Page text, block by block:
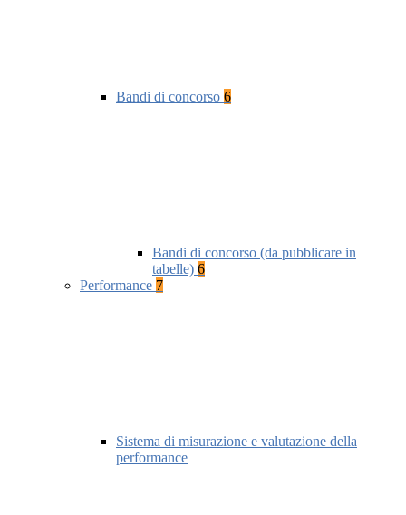
Bandi di concorso 6
Bandi di concorso (da pubblicare in
tabelle) 6
Performance 7
Sistema di misurazione e valutazione della
performance